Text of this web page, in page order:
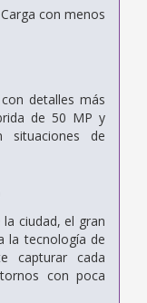
con menos
detalles más
de 50 MP y
situaciones de
ciudad, el gran
la tecnología de
capturar cada
con poca